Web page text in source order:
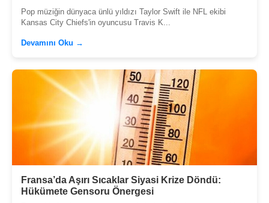
Pop müziğin dünyaca ünlü yıldızı Taylor Swift ile NFL ekibi
Kansas City Chiefs'in oyuncusu Travis K...
Devamını Oku →
Fransa’da Aşırı Sıcaklar Siyasi Krize Döndü:
Hükümete Gensoru Önergesi